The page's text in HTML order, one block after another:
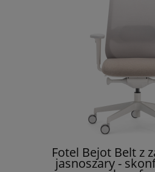
Fotel Bejot Belt z
jasnoszary -